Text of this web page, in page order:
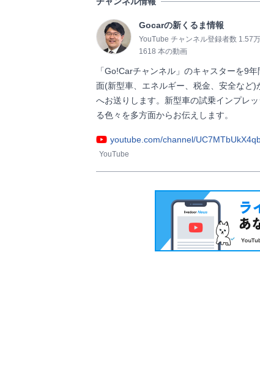
Gocarの新くるま情報
YouTube チャンネル登録者数 1.57
1618 本の動画
「Go!Carチャンネル」のキャスターを9
面(新型車、エネルギー、税金、安全など
へお送りします。新型車の試乗インプレ
る色々を多方面からお伝えします
youtube.com/channel/
YouTube